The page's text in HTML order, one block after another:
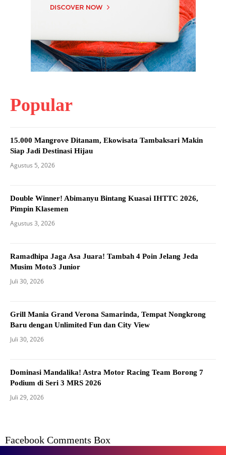
Popular
15.000 Mangrove Ditanam, Ekowisata Tambaksari Makin
Siap Jadi Destinasi Hijau
Agustus 5, 2026
Double Winner! Abimanyu Bintang Kuasai IHTTC 2026,
Pimpin Klasemen
Agustus 3, 2026
Ramadhipa Jaga Asa Juara! Tambah 4 Poin Jelang Jeda
Musim Moto3 Junior
Juli 30, 2026
Grill Mania Grand Verona Samarinda, Tempat Nongkrong
Baru dengan Unlimited Fun dan City View
Juli 30, 2026
Dominasi Mandalika! Astra Motor Racing Team Borong 7
Podium di Seri 3 MRS 2026
Juli 29, 2026
Facebook Comments Box